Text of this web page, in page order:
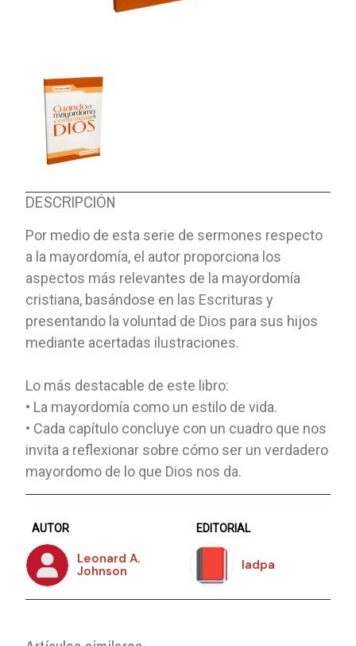
DESCRIPCIÓN
Por medio de esta serie de sermones respecto
a la mayordomía, el autor proporciona los
aspectos más relevantes de la mayordomía
cristiana, basándose en las Escrituras y
presentando la voluntad de Dios para sus hijos
mediante acertadas ilustraciones.
Lo más destacable de este libro:
• La mayordomía como un estilo de vida.
• Cada capítulo concluye con un cuadro que nos
invita a reflexionar sobre cómo ser un verdadero
mayordomo de lo que Dios nos da.
AUTOR
Leonard A.
Johnson
EDITORIAL
Iadpa